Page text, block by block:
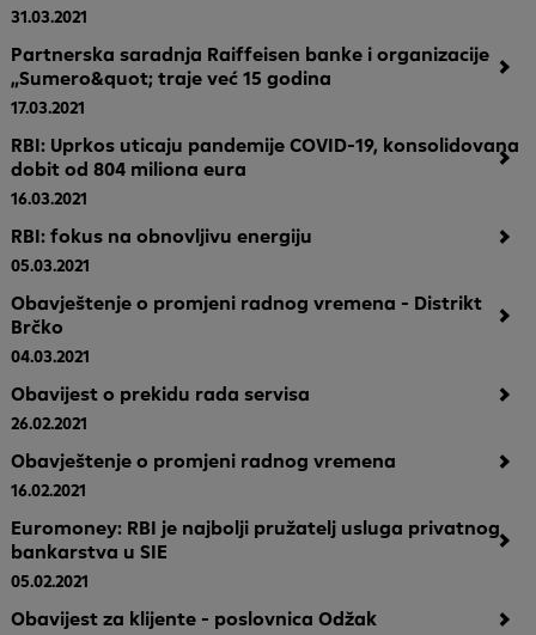
31.03.2021
Partnerska saradnja Raiffeisen banke i organizacije
„Sumero&quot; traje već 15 godina
17.03.2021
RBI: Uprkos uticaju pandemije COVID-19, konsolidovana
dobit od 804 miliona eura
16.03.2021
RBI: fokus na obnovljivu energiju
05.03.2021
Obavještenje o promjeni radnog vremena - Distrikt
Brčko
04.03.2021
Obavijest o prekidu rada servisa
26.02.2021
Obavještenje o promjeni radnog vremena
16.02.2021
Euromoney: RBI je najbolji pružatelj usluga privatnog
bankarstva u SIE
05.02.2021
Obavijest za klijente - poslovnica Odžak